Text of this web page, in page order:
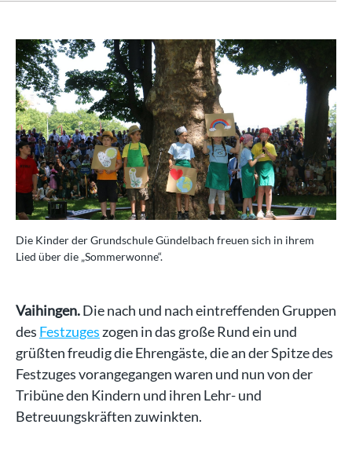
Die Kinder der Grundschule Gündelbach freuen sich in ihrem
Lied über die „Sommerwonne“.
Vaihingen.Die nach und nach eintreffenden Gruppen
des Festzuges zogen in das große Rund ein und
grüßten freudig die Ehrengäste, die an der Spitze des
Festzuges vorangegangen waren und nun von der
Tribüne den Kindern und ihren Lehr- und
Betreuungskräften zuwinkten.